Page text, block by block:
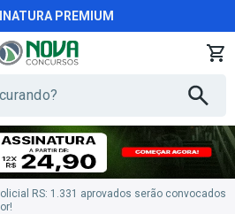
PREMIUM
RS: 1.331 aprovados serão convocados